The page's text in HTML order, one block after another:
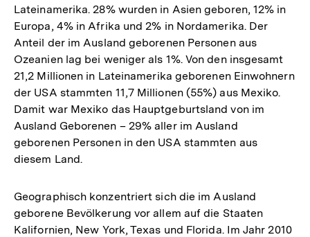
Lateinamerika. 28% wurden in Asien geboren, 12% in
Europa, 4% in Afrika und 2% in Nordamerika. Der
Anteil der im Ausland geborenen Personen aus
Ozeanien lag bei weniger als 1%. Von den insgesamt
21,2 Millionen in Lateinamerika geborenen Einwohnern
der USA stammten 11,7 Millionen (55%) aus Mexiko.
Damit war Mexiko das Hauptgeburtsland von im
Ausland Geborenen – 29% aller im Ausland
geborenen Personen in den USA stammten aus
diesem Land.
Geographisch konzentriert sich die im Ausland
geborene Bevölkerung vor allem auf die Staaten
Kalifornien, New York, Texas und Florida. Im Jahr 2010